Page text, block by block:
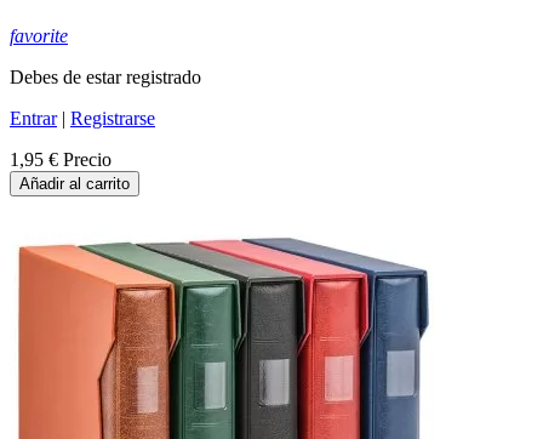
favorite
Debes de estar registrado
Entrar| Registrarse
1,95 € Precio
Añadir al carrito